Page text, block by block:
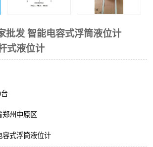
批发 智能电容式浮筒液位计
式液位计
台
郑州中原区
容式浮筒液位计
加油站液位仪